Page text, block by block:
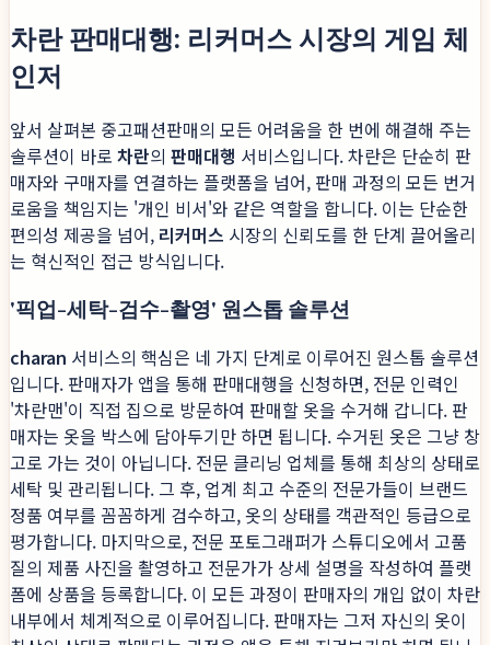
차란 판매대행: 리커머스 시장의 게임 체
인저
앞서 살펴본 중고패션판매의 모든 어려움을 한 번에 해결해 주는
솔루션이 바로 차란의 판매대행 서비스입니다. 차란은 단순히 판
매자와 구매자를 연결하는 플랫폼을 넘어, 판매 과정의 모든 번거
로움을 책임지는 '개인 비서'와 같은 역할을 합니다. 이는 단순한
편의성 제공을 넘어, 리커머스 시장의 신뢰도를 한 단계 끌어올리
는 혁신적인 접근 방식입니다.
'픽업-세탁-검수-촬영' 원스톱 솔루션
charan 서비스의 핵심은 네 가지 단계로 이루어진 원스톱 솔루션
입니다. 판매자가 앱을 통해 판매대행을 신청하면, 전문 인력인
'차란맨'이 직접 집으로 방문하여 판매할 옷을 수거해 갑니다. 판
매자는 옷을 박스에 담아두기만 하면 됩니다. 수거된 옷은 그냥 창
고로 가는 것이 아닙니다. 전문 클리닝 업체를 통해 최상의 상태로
세탁 및 관리됩니다. 그 후, 업계 최고 수준의 전문가들이 브랜드
정품 여부를 꼼꼼하게 검수하고, 옷의 상태를 객관적인 등급으로
평가합니다. 마지막으로, 전문 포토그래퍼가 스튜디오에서 고품
질의 제품 사진을 촬영하고 전문가가 상세 설명을 작성하여 플랫
폼에 상품을 등록합니다. 이 모든 과정이 판매자의 개입 없이 차란
내부에서 체계적으로 이루어집니다. 판매자는 그저 자신의 옷이